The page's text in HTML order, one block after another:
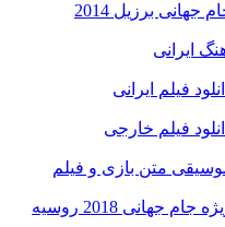
جهانی برزیل 2014
ایرانی
فیلم ایرانی
فیلم خارجی
متن بازی و فیلم
جام جهانی 2018 روسیه